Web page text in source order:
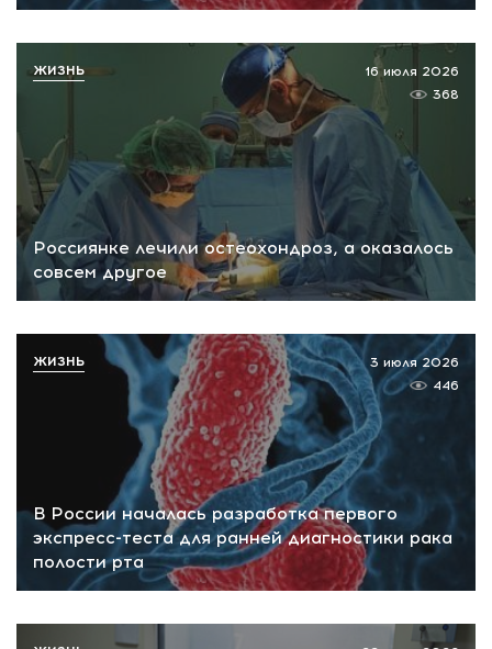
Россиянке лечили остеохондроз, а оказалось
совсем другое
16 июля 2026
368
ЖИЗНЬ
В России началась разработка первого
экспресс-теста для ранней диагностики рака
полости рта
3 июля 2026
446
ЖИЗНЬ